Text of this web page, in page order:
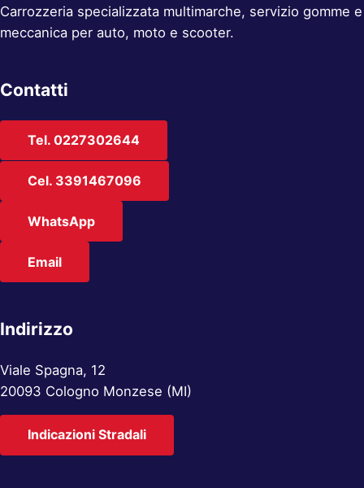
Carrozzeria specializzata multimarche, servizio gomme e
meccanica per auto, moto e scooter.
Contatti
Tel. 0227302644
Cel. 3391467096
WhatsApp
Email
Indirizzo
Viale Spagna, 12
20093 Cologno Monzese (MI)
Indicazioni Stradali